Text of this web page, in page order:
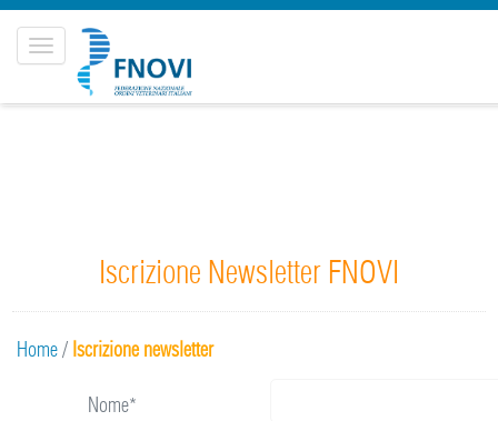
Toggle
navigation
Iscrizione Newsletter FNOVI
Home/ Iscrizione newsletter
Nome*